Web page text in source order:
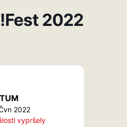
2022
2022
vypršely